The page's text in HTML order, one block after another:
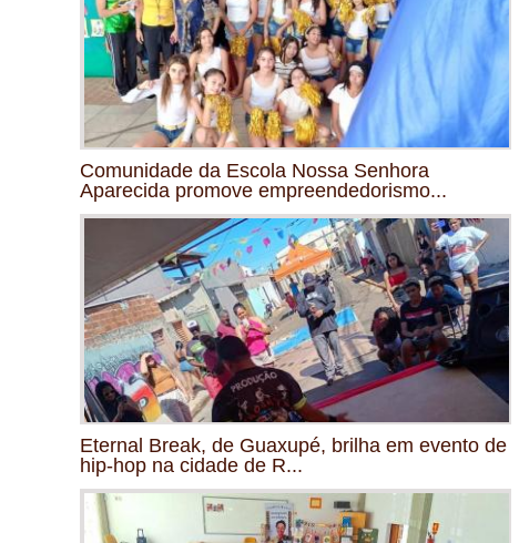
Comunidade da Escola Nossa Senhora
Aparecida promove empreendedorismo...
Eternal Break, de Guaxupé, brilha em evento de
hip-hop na cidade de R...